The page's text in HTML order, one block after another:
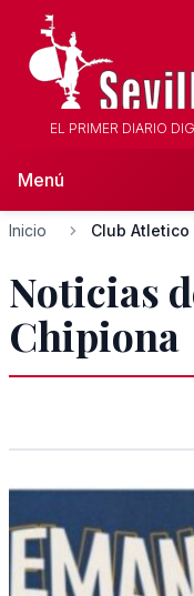
EL PRIMER DIARIO
Menú
Inicio Club Atletico
Noticias
Chipiona